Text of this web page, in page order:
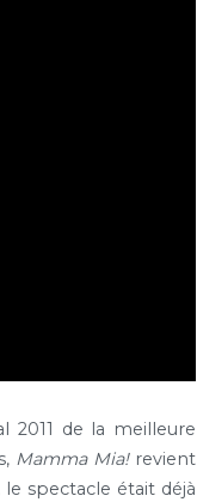
2011 de la meilleure
Mamma Mia!revient
le spectacle était déjà